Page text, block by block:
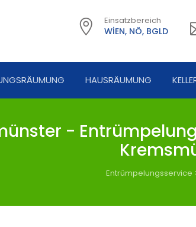
Einsatzbereich
WIEN, NÖ, BGLD
HAUSRÄUMUNG
-
Entrümpelungsservice